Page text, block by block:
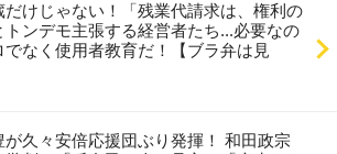
だけじゃない！「残業代請求は、権利の
トンデモ主張する経営者たち...必要なの
でなく使用者教育だ！【ブラ弁は見
が久々安倍応援団ぶり発揮！ 和田政宗